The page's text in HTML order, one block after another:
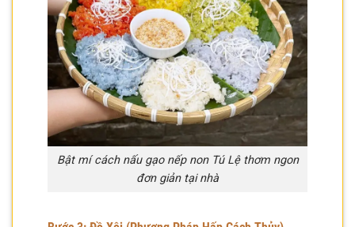
Bật mí cách nấu gạo nếp non Tú Lệ thơm ngon
đơn giản tại nhà